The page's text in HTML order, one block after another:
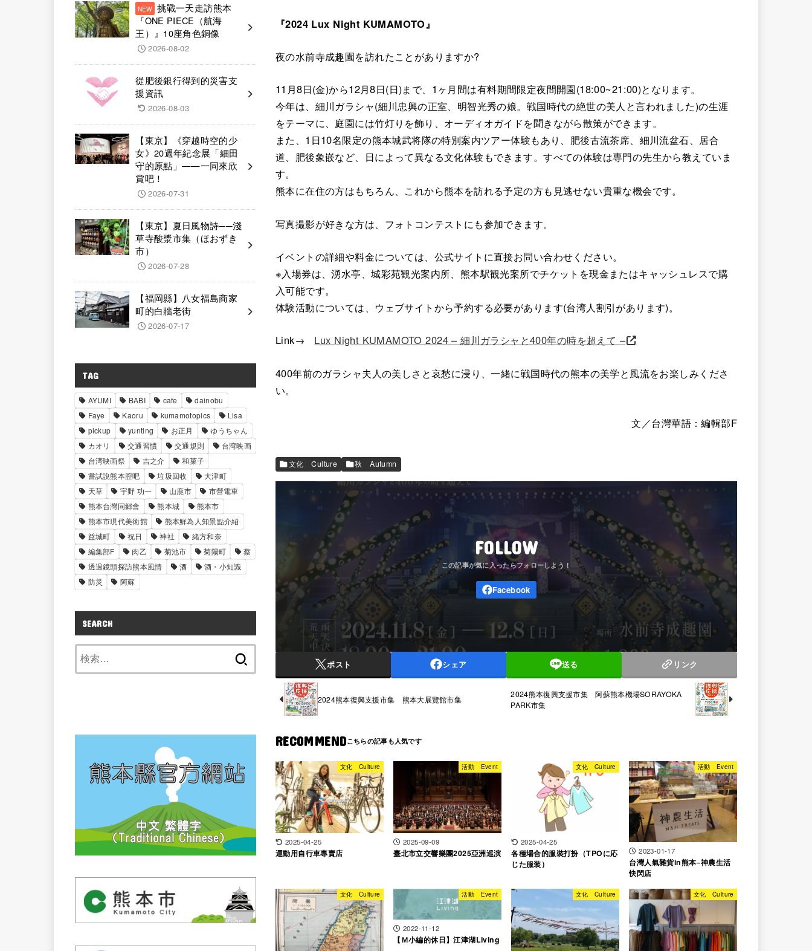
『2024 Lux Night KUMAMOTO』
夜の水前寺成趣園を訪れたことがありますか?
11月8日(金)から12月8日(日)まで、1ヶ月間は有料期間限定夜間開園(18:00~21:00)となります。
今年は、細川ガラシャ(細川忠興の正室、明智光秀の娘。戦国時代の絶世の美人と言われました)の生涯
をテーマに、庭園には竹灯りを飾り、オーディオガイドを聞きながら散策ができます。
また、1日10名限定の熊本城武将隊の特別案内ツアー体験もあり、肥後古流茶席、細川流盆石、居合
道、肥後象嵌など、日によって異なる文化体験もできます。すべての体験は専門の先生から教えていま
す。
熊本に在住の方はもちろん、これから熊本を訪れる予定の方も見逃せない貴重な機会です。
写真撮影が好きな方は、フォトコンテストにも参加できます。
イベントの詳細や料金については、公式サイトに直接お問い合わせください。
※入場券は、湧水亭、城彩苑観光案内所、熊本駅観光案所でチケットを現金またはキャッシュレスで購
入可能です。
体験活動については、ウェブサイトから予約する必要があります(台湾人割引があります)。
Link→ Lux Night KUMAMOTO 2024 – 細川ガラシャと400年の時を超えて –
400年前のガラシャ夫人の美しさと哀愁に浸り、一緒に戦国時代の熊本の美学と風流をお楽しみくださ
い。
文／台灣華語：編輯部F
文化 Culture 秋 Autumn
FOLLOW
ポスト シェア 送る リンク
2024熊本復興支援市集 熊本大展覽館市集
2024熊本復興支援市集 阿蘇熊本機場SORAYOKA
PARK市集
RECOMMEND
文化 Culture
2025-04-25
運動用自行車專賣店
活動 Event
2025-09-09
臺北市立交響樂團2025亞洲巡演
文化 Culture
2025-04-25
各種場合的服裝打扮（TPOに応
じた服装）
活動 Event
2023-01-17
台灣人氣雜貨in熊本−神農生活
快閃店
文化 Culture 活動 Event
2022-11-12
【Ｍ小編的休日】江津湖Living
文化 Culture 文化 Culture
挑戰一天走訪熊本
『ONE PIECE（航海
王）』10座角色銅像
2026-08-02
從肥後銀行得到的災害支
援資訊
2026-08-03
【東京】《穿越時空的少
女》20週年紀念展「細田
守的原點」——一同來欣
賞吧！
2026-07-31
【東京】夏日風物詩──淺
草寺酸漿市集（ほおずき
市）
2026-07-28
【福岡縣】八女福島商家
町的白牆老街
2026-07-17
TAG
AYUMI BABI cafe
dainobu
Faye
Kaoru kumamotopics
Lisa
pickup
yunting お正月
ゆうちゃん
カオリ
交通習慣 交通規則
台湾映画
台湾映画祭
吉之介
和菓子
嘗試說熊本腔吧
垃圾回收
大津町
天草
宇野 功一 山鹿市
市營電車
熊本台灣同郷會
熊本城
熊本市
熊本市現代美術館
熊本鮮為人知景點介紹
益城町
祝日 神社
緒方和奈
編集部F
肉乙 菊池市 菊陽町
蔡
透過鏡頭探訪熊本風情
酒
酒・小知識
防災
阿蘇
SEARCH